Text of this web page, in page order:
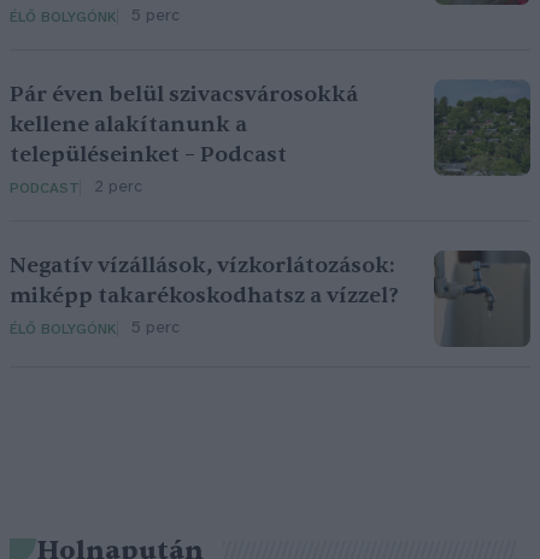
ÉLŐ BOLYGÓNK 5 perc
Pár éven belül szivacsvárosokká
kellene alakítanunk a
településeinket – Podcast
PODCAST 2 perc
Negatív vízállások, vízkorlátozások:
miképp takarékoskodhatsz a vízzel?
ÉLŐ BOLYGÓNK 5 perc
Holnapután